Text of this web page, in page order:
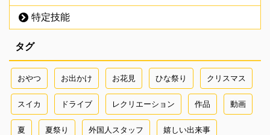
特定技能
タグ
おやつ お出かけ お花見 ひな祭り クリスマス
スイカ ドライブ レクリエーション 作品 動画
夏 夏祭り 外国人スタッフ 嬉しい出来事